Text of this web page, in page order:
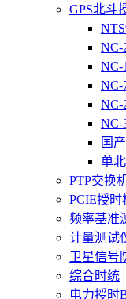
GPS北斗
NC-
NC-
NC-
NC-
NC-
国
单
PTP交换
PCIE授时
频率基准
计量测试
卫星信号
综合时统
电力授时